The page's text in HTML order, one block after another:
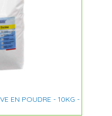
EN POUDRE - 10KG -